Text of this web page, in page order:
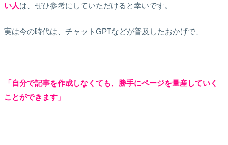
い人は、ぜひ参考にしていただけると幸いです。
実は今の時代は、チャットGPTなどが普及したおかげで、
「自分で記事を作成しなくても、勝手にページを量産していく
ことができます」